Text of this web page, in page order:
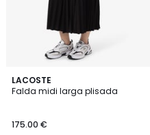
LACOSTE
Falda midi larga plisada
€.
175.00 €